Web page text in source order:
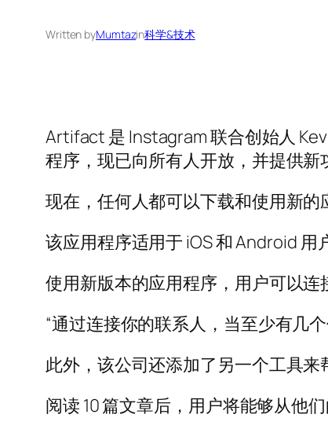
Written byMumtazin科学&技术
Artifact 是 Instagram 联合创始人
程序，现已向所有人开放，并提供新
现在，任何人都可以下载和使用新
该应用程序适用于 iOS 和 Android 用
使用新版本的应用程序，用户可以连
“通过连接你的联系人，当至少有几
此外，该公司还添加了另一个工具来
阅读 10 篇文章后，用户将能够从他